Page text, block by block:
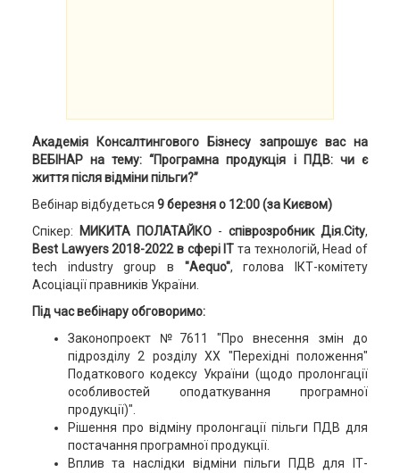
Академія Консалтингового Бізнесу запрошує вас на
ВЕБІНАР на тему: “Програмна продукція і ПДВ: чи є
життя після відміни пільги?”
Вебінар відбудеться 9 березня о 12:00 (за Києвом)
Спікер:
МИКИТА ПОЛАТАЙКО-співрозробник Дія.City,
Best Lawyers 2018-2022 в сфері ІТта технологій, Head of
tech industry group в "Aequo", голова ІКТ-комітету
Асоціації правників України.
Під час вебінару обговоримо:
Законопроект №7611 "Про внесення змін до
підрозділу 2 розділу XX "Перехідні положення"
Податкового кодексу України (щодо пролонгації
особливостей оподаткування програмної
продукції)".
Рішення про відміну пролонгації пільги ПДВ для
постачання програмної продукції.
Вплив та наслідки відміни пільги ПДВ для ІТ-